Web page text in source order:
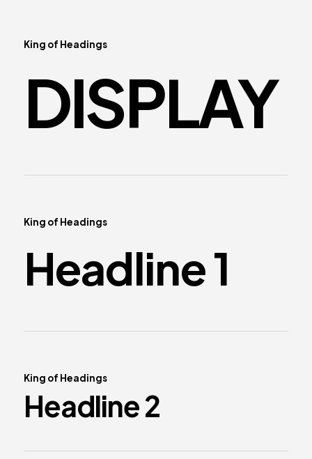
King of Headings
DISPLAY
King of Headings
Headline 1
King of Headings
Headline 2